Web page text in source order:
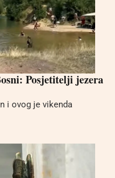
Posjetitelji jezera
i ovog je vikenda